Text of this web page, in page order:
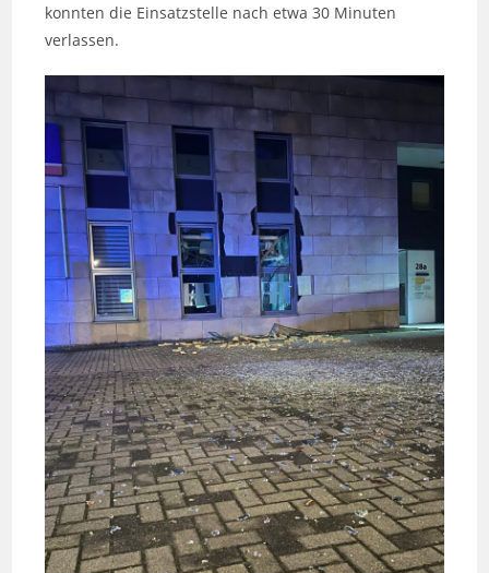
konnten die Einsatzstelle nach etwa 30 Minuten
verlassen.